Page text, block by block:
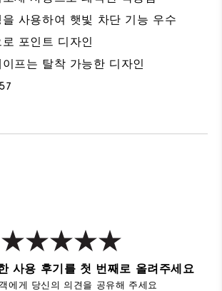
사용하여 햇빛 차단 기능 우수
포인트 디자인
프는 탈착 가능한 디자인
사용 후기를 첫 번째로 올려주세요
에게 당신의 의견을 공유해 주세요